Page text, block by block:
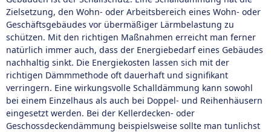
Zielsetzung, den Wohn- oder Arbeitsbereich eines Wohn- oder
Geschäftsgebäudes vor übermäßiger Lärmbelastung zu
schützen. Mit den richtigen Maßnahmen erreicht man ferner
natürlich immer auch, dass der Energiebedarf eines Gebäudes
nachhaltig sinkt. Die Energiekosten lassen sich mit der
richtigen Dämmmethode oft dauerhaft und signifikant
verringern. Eine wirkungsvolle Schalldämmung kann sowohl
bei einem Einzelhaus als auch bei Doppel- und Reihenhäusern
eingesetzt werden. Bei der Kellerdecken- oder
Geschossdeckendämmung beispielsweise sollte man tunlichst